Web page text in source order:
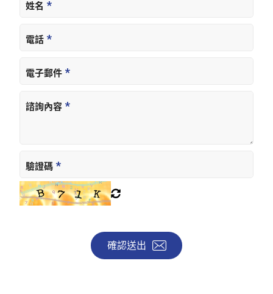
姓名
電話
電子郵件
諮詢內容
驗證碼
確認送出